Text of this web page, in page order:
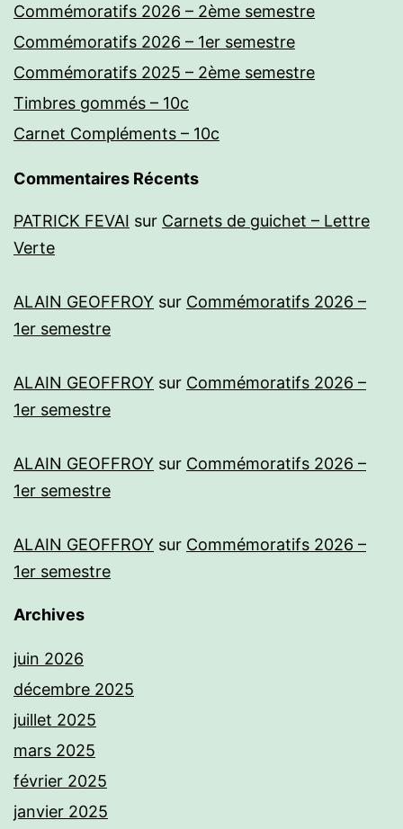
Commémoratifs 2026 – 2ème semestre
Commémoratifs 2026 – 1er semestre
Commémoratifs 2025 – 2ème semestre
Timbres gommés – 10c
Carnet Compléments – 10c
Commentaires Récents
PATRICK FEVAI sur Carnets de guichet – Lettre
Verte
ALAIN GEOFFROY sur Commémoratifs 2026 –
1er semestre
ALAIN GEOFFROY sur Commémoratifs 2026 –
1er semestre
ALAIN GEOFFROY sur Commémoratifs 2026 –
1er semestre
ALAIN GEOFFROY sur Commémoratifs 2026 –
1er semestre
Archives
juin 2026
décembre 2025
juillet 2025
mars 2025
février 2025
janvier 2025